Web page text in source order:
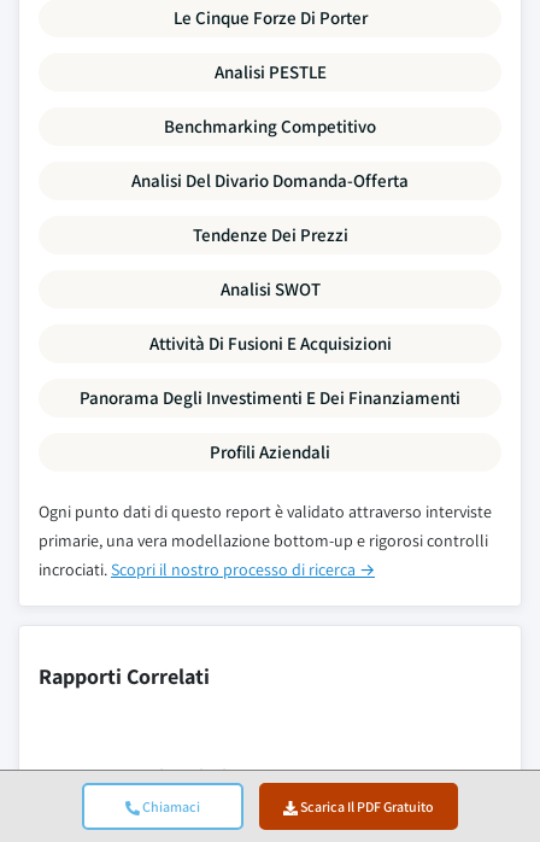
Chiamaci Scarica Il PDF Gratuito
Le Cinque Forze Di Porter
Analisi PESTLE
Benchmarking Competitivo
Analisi Del Divario Domanda-Offerta
Tendenze Dei Prezzi
Analisi SWOT
Attività Di Fusioni E Acquisizioni
Panorama Degli Investimenti E Dei Finanziamenti
Profili Aziendali
Ogni punto dati di questo report è validato attraverso interviste
primarie, una vera modellazione bottom-up e rigorosi controlli
incrociati.Scopri il nostro processo di ricerca →
Rapporti Correlati
Latte Ricostituito, Mercato
Mercato dei gamberetti